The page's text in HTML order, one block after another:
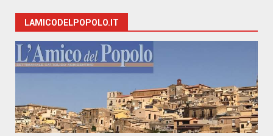
LAMICODELPOPOLO.IT